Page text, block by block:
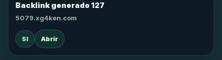
Backlink generado 127
5079.xg4ken.com
SI Abrir